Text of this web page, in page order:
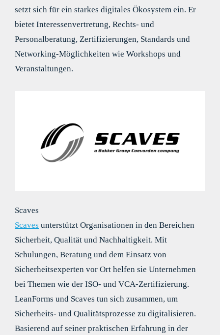
setzt sich für ein starkes digitales Ökosystem ein. Er
bietet Interessenvertretung, Rechts- und
Personalberatung, Zertifizierungen, Standards und
Networking-Möglichkeiten wie Workshops und
Veranstaltungen.
Scaves
Scaves unterstützt Organisationen in den Bereichen
Sicherheit, Qualität und Nachhaltigkeit. Mit
Schulungen, Beratung und dem Einsatz von
Sicherheitsexperten vor Ort helfen sie Unternehmen
bei Themen wie der ISO- und VCA-Zertifizierung.
LeanForms und Scaves tun sich zusammen, um
Sicherheits- und Qualitätsprozesse zu digitalisieren.
Basierend auf seiner praktischen Erfahrung in der